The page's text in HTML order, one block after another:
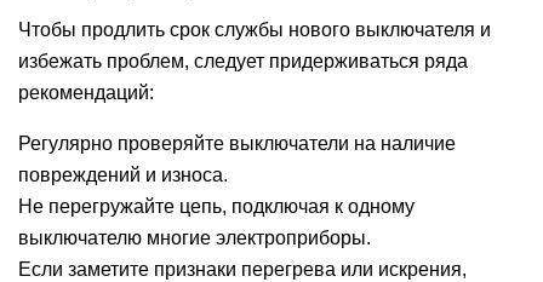
Чтобы продлить срок службы нового выключателя и
избежать проблем, следует придерживаться ряда
рекомендаций:
Регулярно проверяйте выключатели на наличие
повреждений и износа.
Не перегружайте цепь, подключая к одному
выключателю многие электроприборы.
Если заметите признаки перегрева или искрения,